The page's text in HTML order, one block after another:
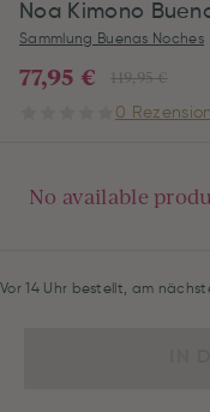
Noa Kimono
Sammlung Buenas Noches
119,95 €
77,95 €
0
No available
Vor 14 Uhr bestellt, am